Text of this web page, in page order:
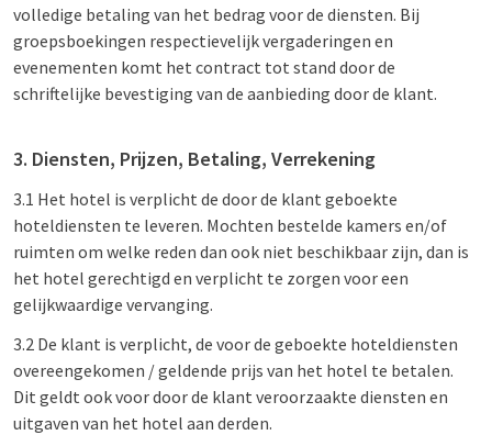
volledige betaling van het bedrag voor de diensten. Bij
groepsboekingen respectievelijk vergaderingen en
evenementen komt het contract tot stand door de
schriftelijke bevestiging van de aanbieding door de klant.
3. Diensten, Prijzen, Betaling, Verrekening
3.1 Het hotel is verplicht de door de klant geboekte
hoteldiensten te leveren. Mochten bestelde kamers en/of
ruimten om welke reden dan ook niet beschikbaar zijn, dan is
het hotel gerechtigd en verplicht te zorgen voor een
gelijkwaardige vervanging.
3.2 De klant is verplicht, de voor de geboekte hoteldiensten
overeengekomen / geldende prijs van het hotel te betalen.
Dit geldt ook voor door de klant veroorzaakte diensten en
uitgaven van het hotel aan derden.